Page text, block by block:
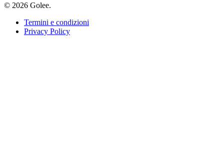
© 2026 Golee.
Termini e condizioni
Privacy Policy